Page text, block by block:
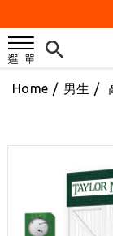
防詐
歡迎
刷台
Home / 男生 /